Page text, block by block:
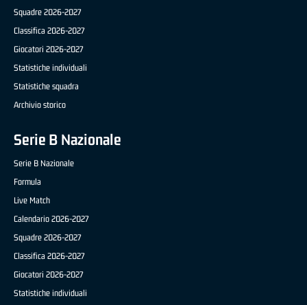
Squadre 2026-2027
Classifica 2026-2027
Giocatori 2026-2027
Statistiche individuali
Statistiche squadra
Archivio storico
Serie B Nazionale
Serie B Nazionale
Formula
Live Match
Calendario 2026-2027
Squadre 2026-2027
Classifica 2026-2027
Giocatori 2026-2027
Statistiche individuali